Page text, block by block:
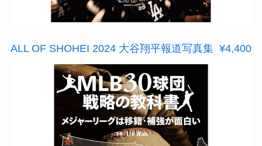
ALL OF SHOHEI 2024 大谷翔平報道写真集 ¥4,400